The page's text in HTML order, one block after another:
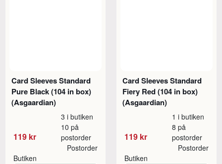
Card Sleeves Standard
Pure Black (104 in box)
(Asgaardian)
119 kr
3 i butiken
10 på
postorder
Butiken
Postorder
Card Sleeves Standard
Fiery Red (104 in box)
(Asgaardian)
119 kr
1 i butiken
8 på
postorder
Butiken
Postorder